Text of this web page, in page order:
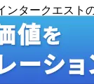
タークエスト